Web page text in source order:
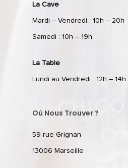
La Cave
Mardi – Vendredi : 10h – 20h
Samedi : 10h – 19h
La Table
Lundi au Vendredi : 12h – 14h
Où Nous Trouver ?
59 rue Grignan
13006 Marseille